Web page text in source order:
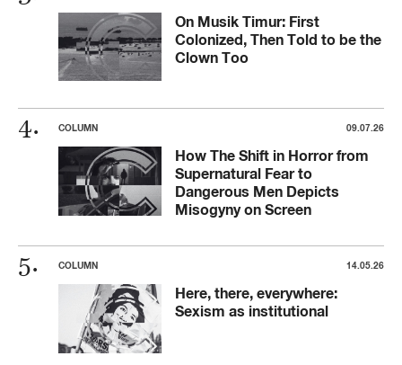
On Musik Timur: First
Colonized, Then Told to be the
Clown Too
COLUMN 09.07.26
How The Shift in Horror from
Supernatural Fear to
Dangerous Men Depicts
Misogyny on Screen
COLUMN 14.05.26
Here, there, everywhere:
Sexism as institutional